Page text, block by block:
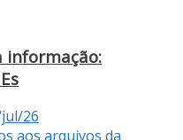
informação:
26